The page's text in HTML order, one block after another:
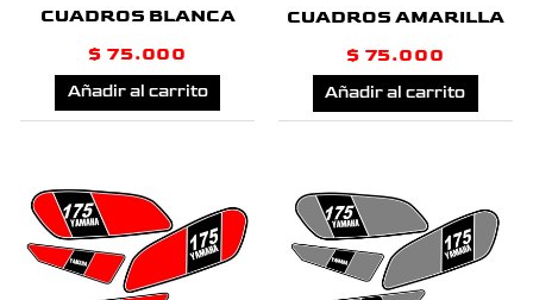
CUADROS BLANCA
$ 75.000
Añadir al carrito
CUADROS AMARILLA
$ 75.000
Añadir al carrito